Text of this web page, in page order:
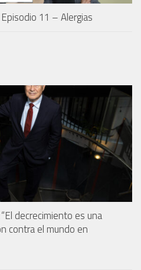
11 – Alergias
decrecimiento es una
contra el mundo en